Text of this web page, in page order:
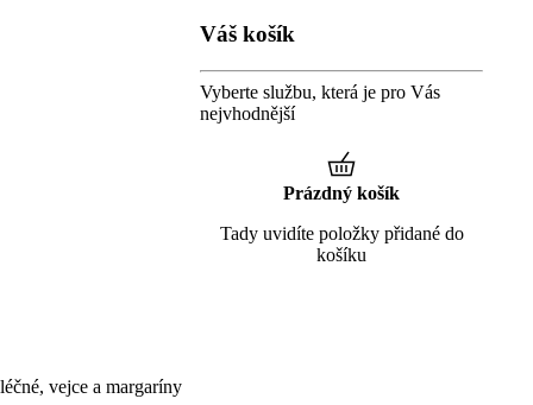
vejce a margaríny
Váš košík
Vyberte službu, která je pro Vás
nejvhodnější
Prázdný košík
Tady uvidíte položky přidané do
košíku